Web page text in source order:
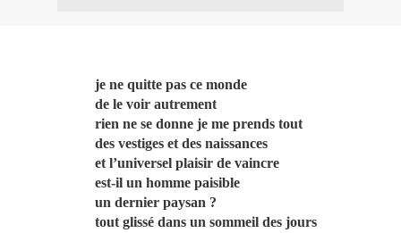
je ne quitte pas ce monde
de le voir autrement
rien ne se donne je me prends tout
des vestiges et des naissances
et l’universel plaisir de vaincre
est-il un homme paisible
un dernier paysan ?
tout glissé dans un sommeil des jours